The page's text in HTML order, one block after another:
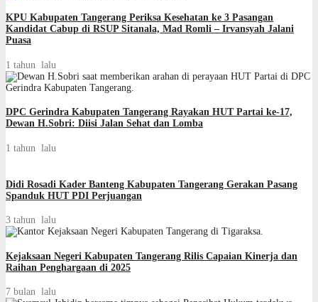
KPU Kabupaten Tangerang Periksa Kesehatan ke 3 Pasangan
Kandidat Cabup di RSUP Sitanala, Mad Romli – Irvansyah Jalani
Puasa
1 tahun lalu
DPC Gerindra Kabupaten Tangerang Rayakan HUT Partai ke-17,
Dewan H.Sobri: Diisi Jalan Sehat dan Lomba
1 tahun lalu
Didi Rosadi Kader Banteng Kabupaten Tangerang Gerakan Pasang
Spanduk HUT PDI Perjuangan
3 tahun lalu
Kejaksaan Negeri Kabupaten Tangerang Rilis Capaian Kinerja dan
Raihan Penghargaan di 2025
7 bulan lalu